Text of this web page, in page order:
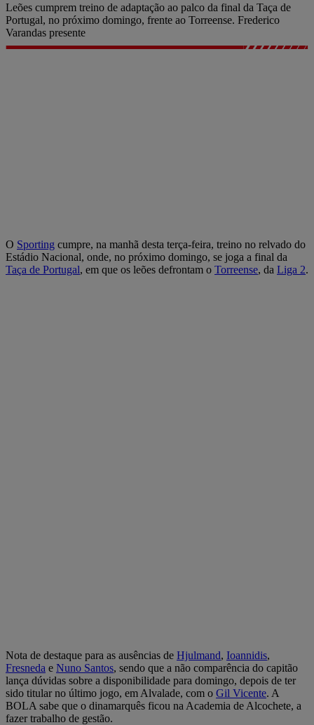
Leões cumprem treino de adaptação ao palco da final da Taça de
Portugal, no próximo domingo, frente ao Torreense. Frederico
Varandas presente
O Sporting cumpre, na manhã desta terça-feira, treino no relvado do
Estádio Nacional, onde, no próximo domingo, se joga a final da
Taça de Portugal, em que os leões defrontam o Torreense, da Liga 2.
Nota de destaque para as ausências de Hjulmand, Ioannidis,
Fresneda e Nuno Santos, sendo que a não comparência do capitão
lança dúvidas sobre a disponibilidade para domingo, depois de ter
sido titular no último jogo, em Alvalade, com o Gil Vicente. A
BOLA sabe que o dinamarquês ficou na Academia de Alcochete, a
fazer trabalho de gestão.